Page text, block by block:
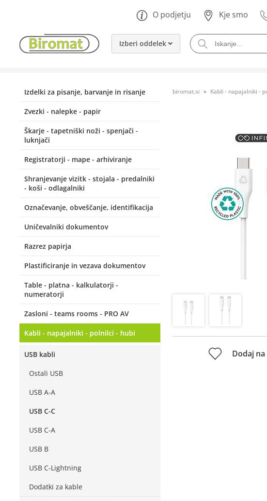
O podjetju Kje smo
Izberi oddelek
Izdelki za pisanje, barvanje in risanje
Zvezki - nalepke - papir
Škarje - tapetniški noži - spenjači -
luknjači
Registratorji - mape - arhiviranje
Shranjevanje vizitk - stojala - predalniki
- koši - odlagalniki
Označevanje, obveščanje, identifikacija
Uničevalniki dokumentov
Razrez papirja
Plastificiranje in vezava dokumentov
Table - platna - kalkulatorji -
numeratorji
Zasloni - teams rooms - PRO AV
Kabli - napajalniki - polnilci - hubi
USB kabli
Ostali USB
USB A-A
USB C-C
USB C-A
USB B
USB C-Lightning
Dodatki za kable
biromat.si Kabli - napajalniki -
Dodaj